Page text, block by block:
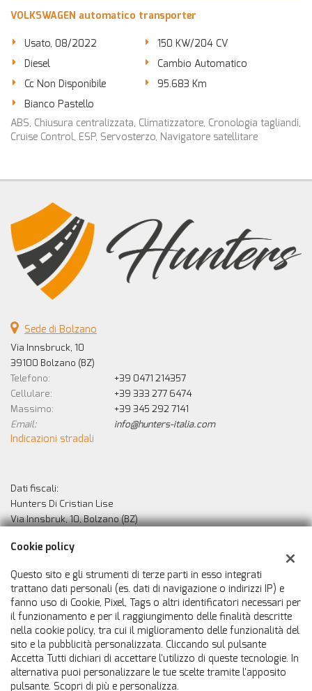
VOLKSWAGEN automatico transporter
Usato, 08/2022
150 KW/204 CV
Diesel
Cambio Automatico
Cc Non Disponibile
95.683 Km
Bianco Pastello
ABS, Chiusura centralizzata, Climatizzatore, Cronologia tagliandi,
Cruise Control, ESP, Servosterzo, Navigatore satellitare
Sede di Bolzano
Via Innsbruck, 10
39100 Bolzano (BZ)
Telefono:
+39 0471 214357
Cellulare:
+39 333 277 6474
Massimo:
+39 345 292 7141
Email:
info@hunters-italia.com
Indicazioni stradali
Dati fiscali:
Hunters Di Cristian Lise
Via Innsbruk, 10, Bolzano (BZ)
Registro delle imprese:
Cookie policy
Questo sito e gli strumenti di terze parti in esso integrati
trattano dati personali (es. dati di navigazione o indirizzi IP) e
fanno uso di Cookie, Pixel, Tags o altri identificatori necessari per
il funzionamento e per il raggiungimento delle finalità descritte
nella cookie policy, tra cui il miglioramento delle funzionalità del
sito e la pubblicità personalizzata. Cliccando sul pulsante
Accetta Tutti dichiari di accettare l'utilizzo di queste tecnologie. In
alternativa puoi personalizzare le tue scelte tramite l'apposito
pulsante. Scopri di più e personalizza.